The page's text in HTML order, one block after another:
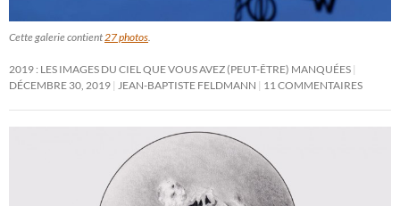
Cette galerie contient27 photos.
2019 : LES IMAGES DU CIEL QUE VOUS AVEZ (PEUT-ÊTRE) MANQUÉES
DÉCEMBRE 30, 2019 JEAN-BAPTISTE FELDMANN 11 COMMENTAIRES